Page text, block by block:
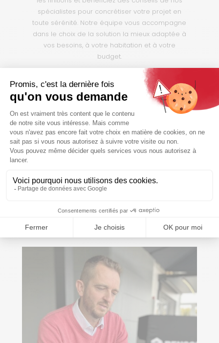
spécialistes pour concrétiser votre projet en
toute sérénité. Notre équipe vous accompagne
dans le choix de la solution la mieux adaptée à
vos besoins, à votre habitation et à votre
budget.
Nous contacter
QUI SOMMES NOUS ?
Notre équipe